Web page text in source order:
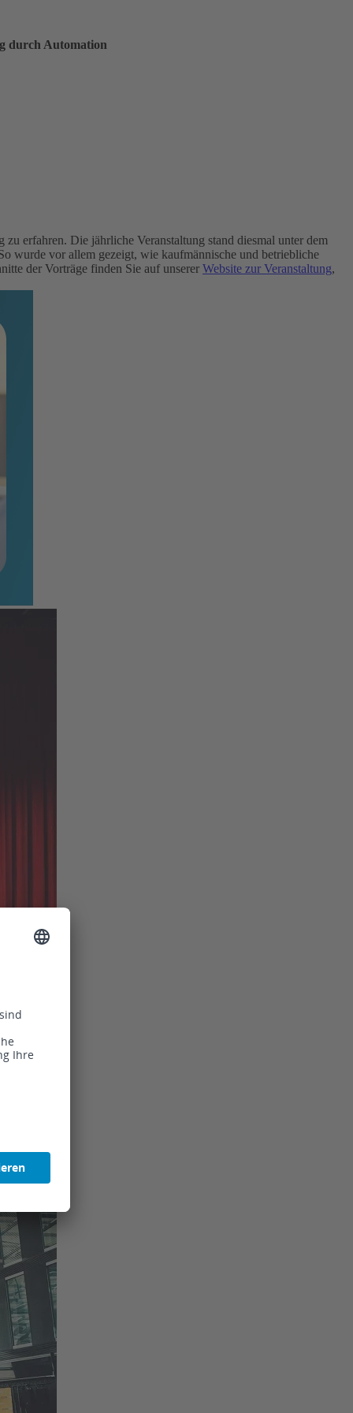
durch Automation
erfahren. Die jährliche Veranstaltung stand diesmal unter dem
wurde vor allem gezeigt, wie kaufmännische und betriebliche
der Vorträge finden Sie auf unserer Website zur Veranstaltung,